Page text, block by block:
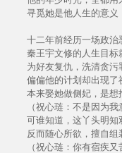
寻觅她是他人生的意义
十二年前经历一场政治
秦王宇文修的人生目标
为好友复仇，洗清贪污
偏偏他的计划却出现了
本来娶她做侧妃，是想
（祝心琏：不是因为我意
可谁知道，这丫头明知
反而随心所欲，擅自组
（祝心琏：你有宿疾又苦